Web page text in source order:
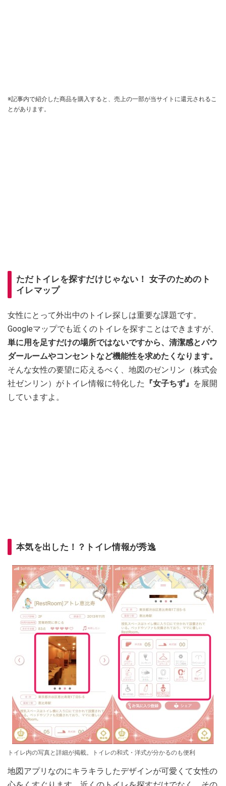
※記事内で紹介した商品を購入すると、売上の一部が当サイトに還元されるこ
とがあります。
ただトイレを探すだけじゃない！ 女子のためのト
イレマップ
女性にとって外出中のトイレ探しは重要な課題です。
Googleマップでも近くのトイレを探すことはできますが、
単に用を足すだけの場所ではないですから、清潔感とパウ
ダールームやコンセントなど機能性を求めたくなります。
そんな女性の要望に応えるべく、地図のゼンリン（株式会
社ゼンリン）がトイレ情報に特化した 『女子ちず』 を展開
していますよ。
本気を出した！？トイレ情報が秀逸
トイレ内の写真と詳細が掲載。トイレの和式・洋式が分かるのも便利
地図アプリなのにキラキラしたデザインが可愛くて女性の